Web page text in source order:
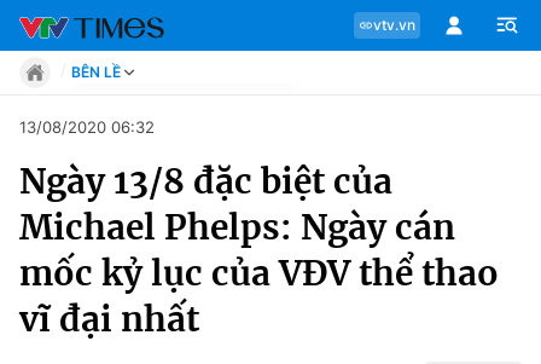
vtv.vn
Chuyên mục
Tin tức
Move
BÊN LỀ
Move
Phong cách
Chân dung
Sự kiện
Bóng đá
Thể thao điện tử
Các môn khác
13/08/2020 06:32
Ngày 13/8 đặc biệt của
Michael Phelps: Ngày cán
mốc kỷ lục của VĐV thể thao
vĩ đại nhất